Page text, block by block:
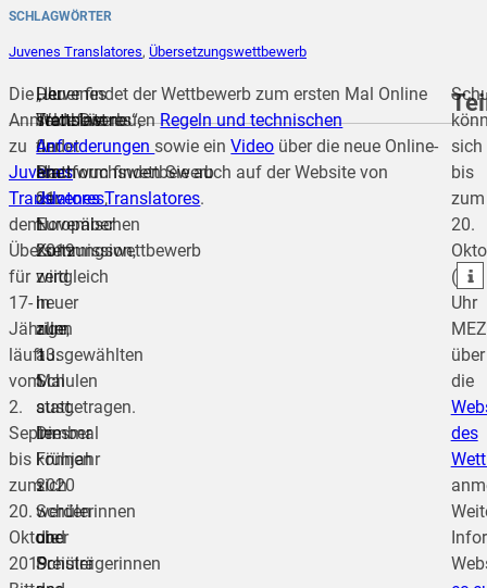
SCHLAGWÖRTER
Juvenes Translatores, Übersetzungswettbewerb
Die
Anmeldefrist
zu
Juvenes
Translatores,
dem
Übersetzungswettbewerb
für
17-
Jährige,
läuft
vom
2.
September
bis
zum
20.
Oktober
2019.
„Juvenes
Translatores“,
der
Nachwuchswettbewerb
der
Europäischen
Kommission,
wird
heuer
zum
13.
Mal
ausgetragen.
Diesmal
können
sich
Schülerinnen
und
Schüler
Der
Wettbewerb
findet
am
21.
November
2019
zeitgleich
in
allen
ausgewählten
Schulen
statt.
Im
Frühjahr
2020
werden
die
Preisträgerinnen
Heuer findet der Wettbewerb zum ersten Mal Online
statt: Die neuenRegeln und technischen
Anforderungensowie einVideo über die neue Online-
Plattform finden Sie auch auf der Website von
Juvenes Translatores.
sich
bis
zum
20.
(12
Uhr
über
die
des
teilen
teilen
teilen